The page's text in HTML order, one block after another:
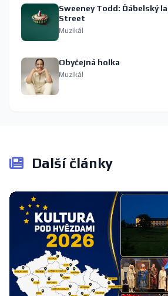
Sweeney Todd: Ďábelský
Street
Muzikál
Obyčejná holka
Muzikál
Další články